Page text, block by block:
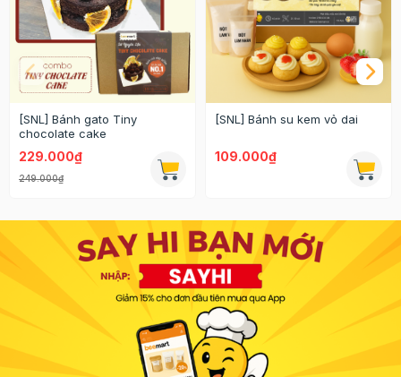
[SNL] Bánh gato Tiny
chocolate cake
229.000₫
249.000₫
[SNL] Bánh su kem vỏ dai
109.000₫